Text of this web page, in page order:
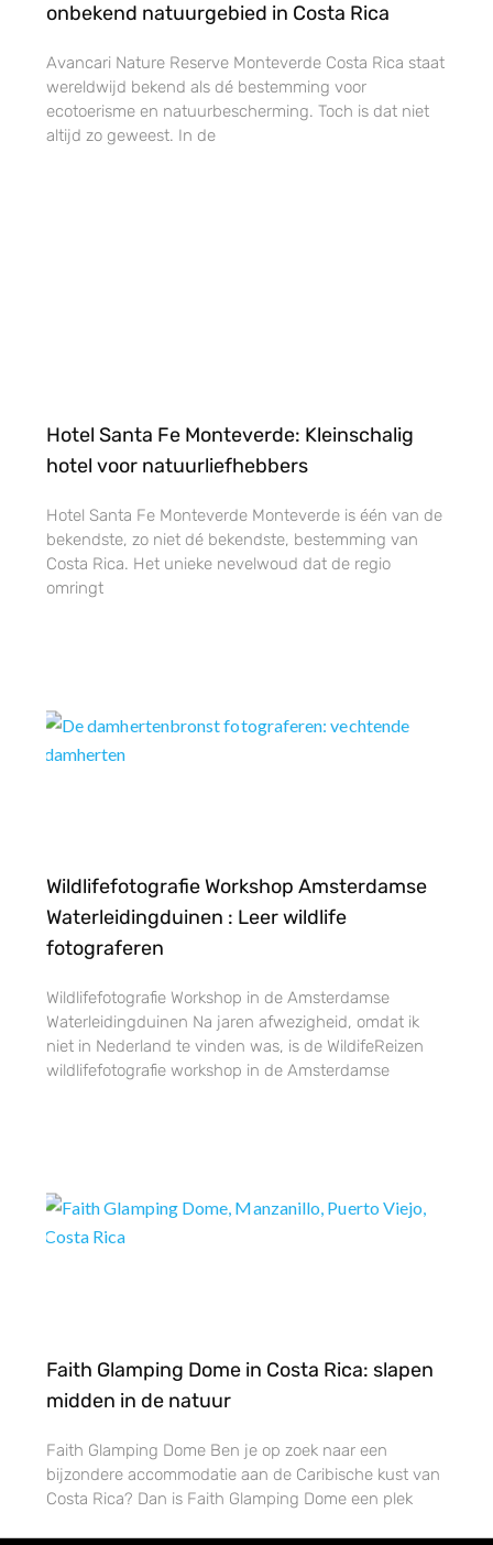
onbekend natuurgebied in Costa Rica
Avancari Nature Reserve Monteverde Costa Rica staat
wereldwijd bekend als dé bestemming voor
ecotoerisme en natuurbescherming. Toch is dat niet
altijd zo geweest. In de
Hotel Santa Fe Monteverde: Kleinschalig
hotel voor natuurliefhebbers
Hotel Santa Fe Monteverde Monteverde is één van de
bekendste, zo niet dé bekendste, bestemming van
Costa Rica. Het unieke nevelwoud dat de regio
omringt
Wildlifefotografie Workshop Amsterdamse
Waterleidingduinen : Leer wildlife
fotograferen
Wildlifefotografie Workshop in de Amsterdamse
Waterleidingduinen Na jaren afwezigheid, omdat ik
niet in Nederland te vinden was, is de WildifeReizen
wildlifefotografie workshop in de Amsterdamse
Faith Glamping Dome in Costa Rica: slapen
midden in de natuur
Faith Glamping Dome Ben je op zoek naar een
bijzondere accommodatie aan de Caribische kust van
Costa Rica? Dan is Faith Glamping Dome een plek